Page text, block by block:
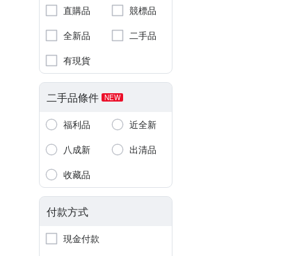
直購品
競標品
全新品
二手品
有現貨
二手品條件 NEW
福利品
近全新
八成新
出清品
收藏品
付款方式
現金付款